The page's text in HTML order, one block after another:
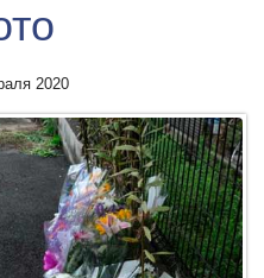
2020